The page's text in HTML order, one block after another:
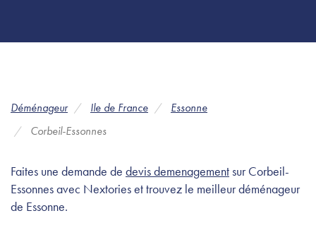
Déménageur Ile de France
Essonne
Corbeil-Essonnes
Faites une demande de devis demenagementsur Corbeil-
Essonnes avec Nextories et trouvez le meilleur déménageur
de Essonne.